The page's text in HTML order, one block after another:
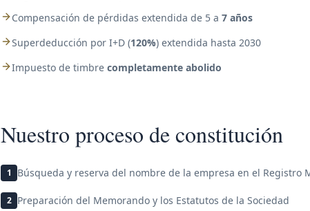
Compensación de pérdidas extendida de 5 a 7 años
Superdeducción por I+D (120%) extendida hasta 2030
Impuesto de timbre completamente abolido
Nuestro proceso de constitución
1 Búsqueda y reserva del nombre de la empresa en el Registro
2 Preparación del Memorando y los Estatutos de la Sociedad